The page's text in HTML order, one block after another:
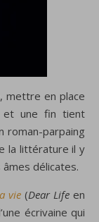
mettre en place
et une fin tient
roman-parpaing
la littérature il y
délicates.
vie (Dear Life en
écrivaine qui